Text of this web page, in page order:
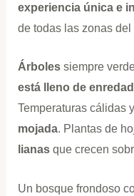
experiencia única e
de todas las zonas del
Árbolessiempre
está lleno de
Temperaturas cálidas
mojada. Plantas de
lianasque crecen
Un bosque frondoso